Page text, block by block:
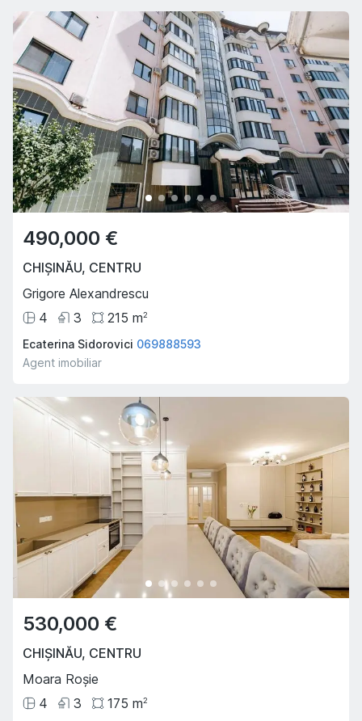
490,000 €
CHIȘINĂU, CENTRU
Grigore Alexandrescu
4
3 215 m2
Ecaterina Sidorovici 069888593
Agent imobiliar
530,000 €
CHIȘINĂU, CENTRU
Moara Roșie
4
3 175 m2